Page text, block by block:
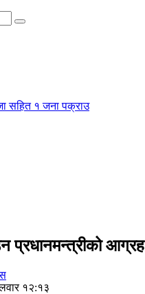
सहित १ जना पक्राउ
प्रधानमन्त्रीको आग्रह
१२:१३